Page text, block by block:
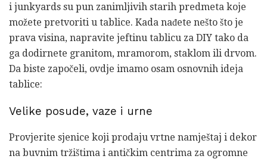
i junkyards su pun zanimljivih starih predmeta koje
možete pretvoriti u tablice. Kada nađete nešto što je
prava visina, napravite jeftinu tablicu za DIY tako da
ga dodirnete granitom, mramorom, staklom ili drvom.
Da biste započeli, ovdje imamo osam osnovnih ideja
tablice:
Velike posude, vaze i urne
Provjerite sjenice koji prodaju vrtne namještaj i dekor
na buvnim tržištima i antičkim centrima za ogromne